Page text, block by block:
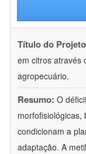
Título do
em citros através
agropecuário.
Resumo: O
morfofisiológicas,
condicionam a
adaptação. A